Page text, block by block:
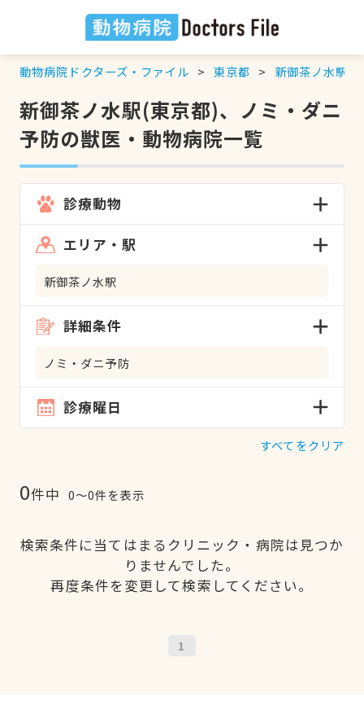
動物病院ドクターズ・ファイル 東京都 新御茶ノ水駅
新御茶ノ水駅(東京都)、ノミ・ダニ
予防の獣医・動物病院一覧
診療動物
エリア・駅
新御茶ノ水駅
詳細条件
ノミ・ダニ予防
診療曜日
すべてをクリア
0件中 0〜0件を表示
検索条件に当てはまるクリニック・病院は見つか
りませんでした。
再度条件を変更して検索してください。
1